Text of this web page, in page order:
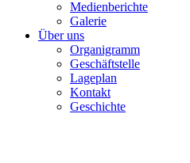
Medienberichte
Galerie
Über uns
Organigramm
Geschäftstelle
Lageplan
Kontakt
Geschichte